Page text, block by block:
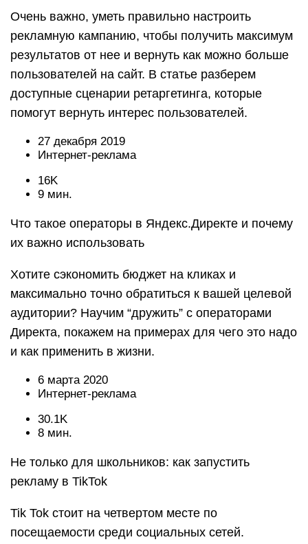
Очень важно, уметь правильно настроить
рекламную кампанию, чтобы получить максимум
результатов от нее и вернуть как можно больше
пользователей на сайт. В статье разберем
доступные сценарии ретаргетинга, которые
помогут вернуть интерес пользователей.
27 декабря 2019
Интернет-реклама
16K
9 мин.
Что такое операторы в Яндекс.Директе и почему
их важно использовать
Хотите сэкономить бюджет на кликах и
максимально точно обратиться к вашей целевой
аудитории? Научим “дружить” с операторами
Директа, покажем на примерах для чего это надо
и как применить в жизни.
6 марта 2020
Интернет-реклама
30.1K
8 мин.
Не только для школьников: как запустить
рекламу в TikTok
Tik Tok стоит на четвертом месте по
посещаемости среди социальных сетей.